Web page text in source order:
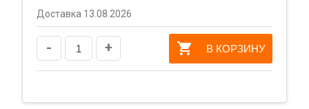
Доставка 13.08.2026
- + В КОРЗИНУ